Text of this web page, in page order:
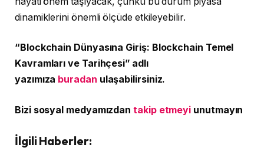
dinamiklerini önemli ölçüde etkileyebilir.
“Blockchain Dünyasına Giriş: Blockchain Temel
Kavramları ve Tarihçesi” adlı
yazımıza buradan ulaşabilirsiniz.
Bizi sosyal medyamızdantakip etmeyi unutmayın
İlgili Haberler: